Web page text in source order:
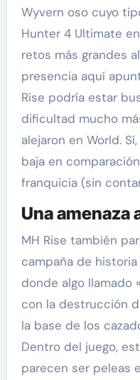
Wyvern oso cuyo
Hunter 4 Ultimate
retos más grandes
presencia aquí
Rise podría estar
dificultad mucho
alejaron en World.
baja en
franquicia (sin
Una amenaza
MH Rise también
campaña de
donde algo llamado
con la destrucción
la base de los
Dentro del juego,
parecen ser peleas